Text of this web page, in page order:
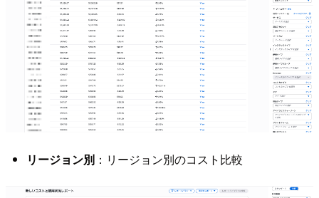
リージョン別：リージョン別のコスト比較